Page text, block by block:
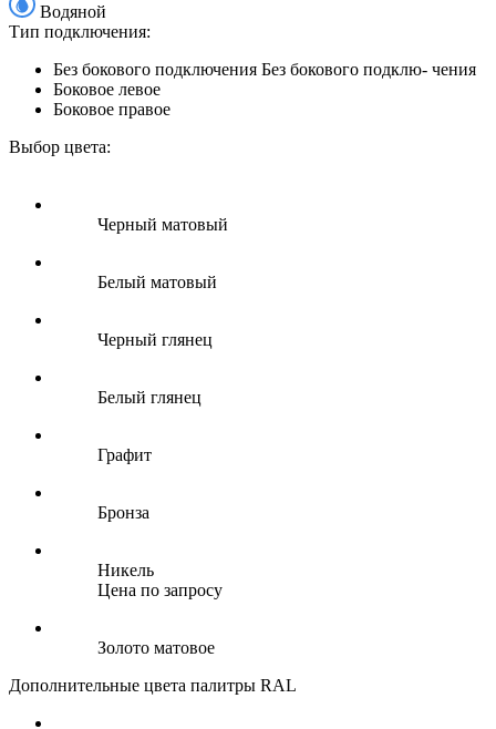
Водяной
Тип подключения:
Без бокового подключения Без бокового подклю- чения
Боковое левое
Боковое правое
Выбор цвета:
Черный матовый
Белый матовый
Черный глянец
Белый глянец
Графит
Бронза
Никель
Цена по запросу
Золото матовое
Дополнительные цвета палитры RAL